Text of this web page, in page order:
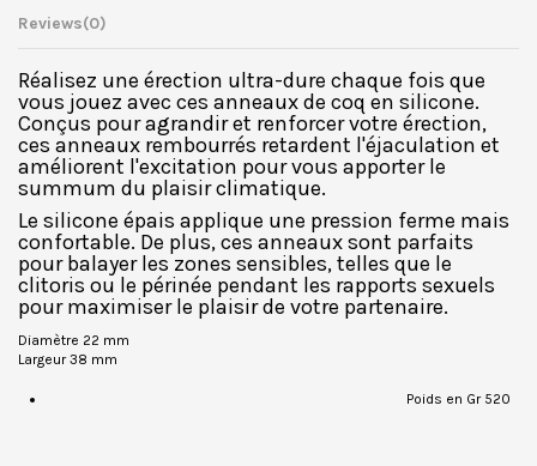
Reviews(0)
Réalisez une érection ultra-dure chaque fois que
vous jouez avec ces anneaux de coq en silicone.
Conçus pour agrandir et renforcer votre érection,
ces anneaux rembourrés retardent l'éjaculation et
améliorent l'excitation pour vous apporter le
summum du plaisir climatique.
Le silicone épais applique une pression ferme mais
confortable. De plus, ces anneaux sont parfaits
pour balayer les zones sensibles, telles que le
clitoris ou le périnée pendant les rapports sexuels
pour maximiser le plaisir de votre partenaire.
Diamètre 22 mm
Largeur 38 mm
Poids en Gr 520